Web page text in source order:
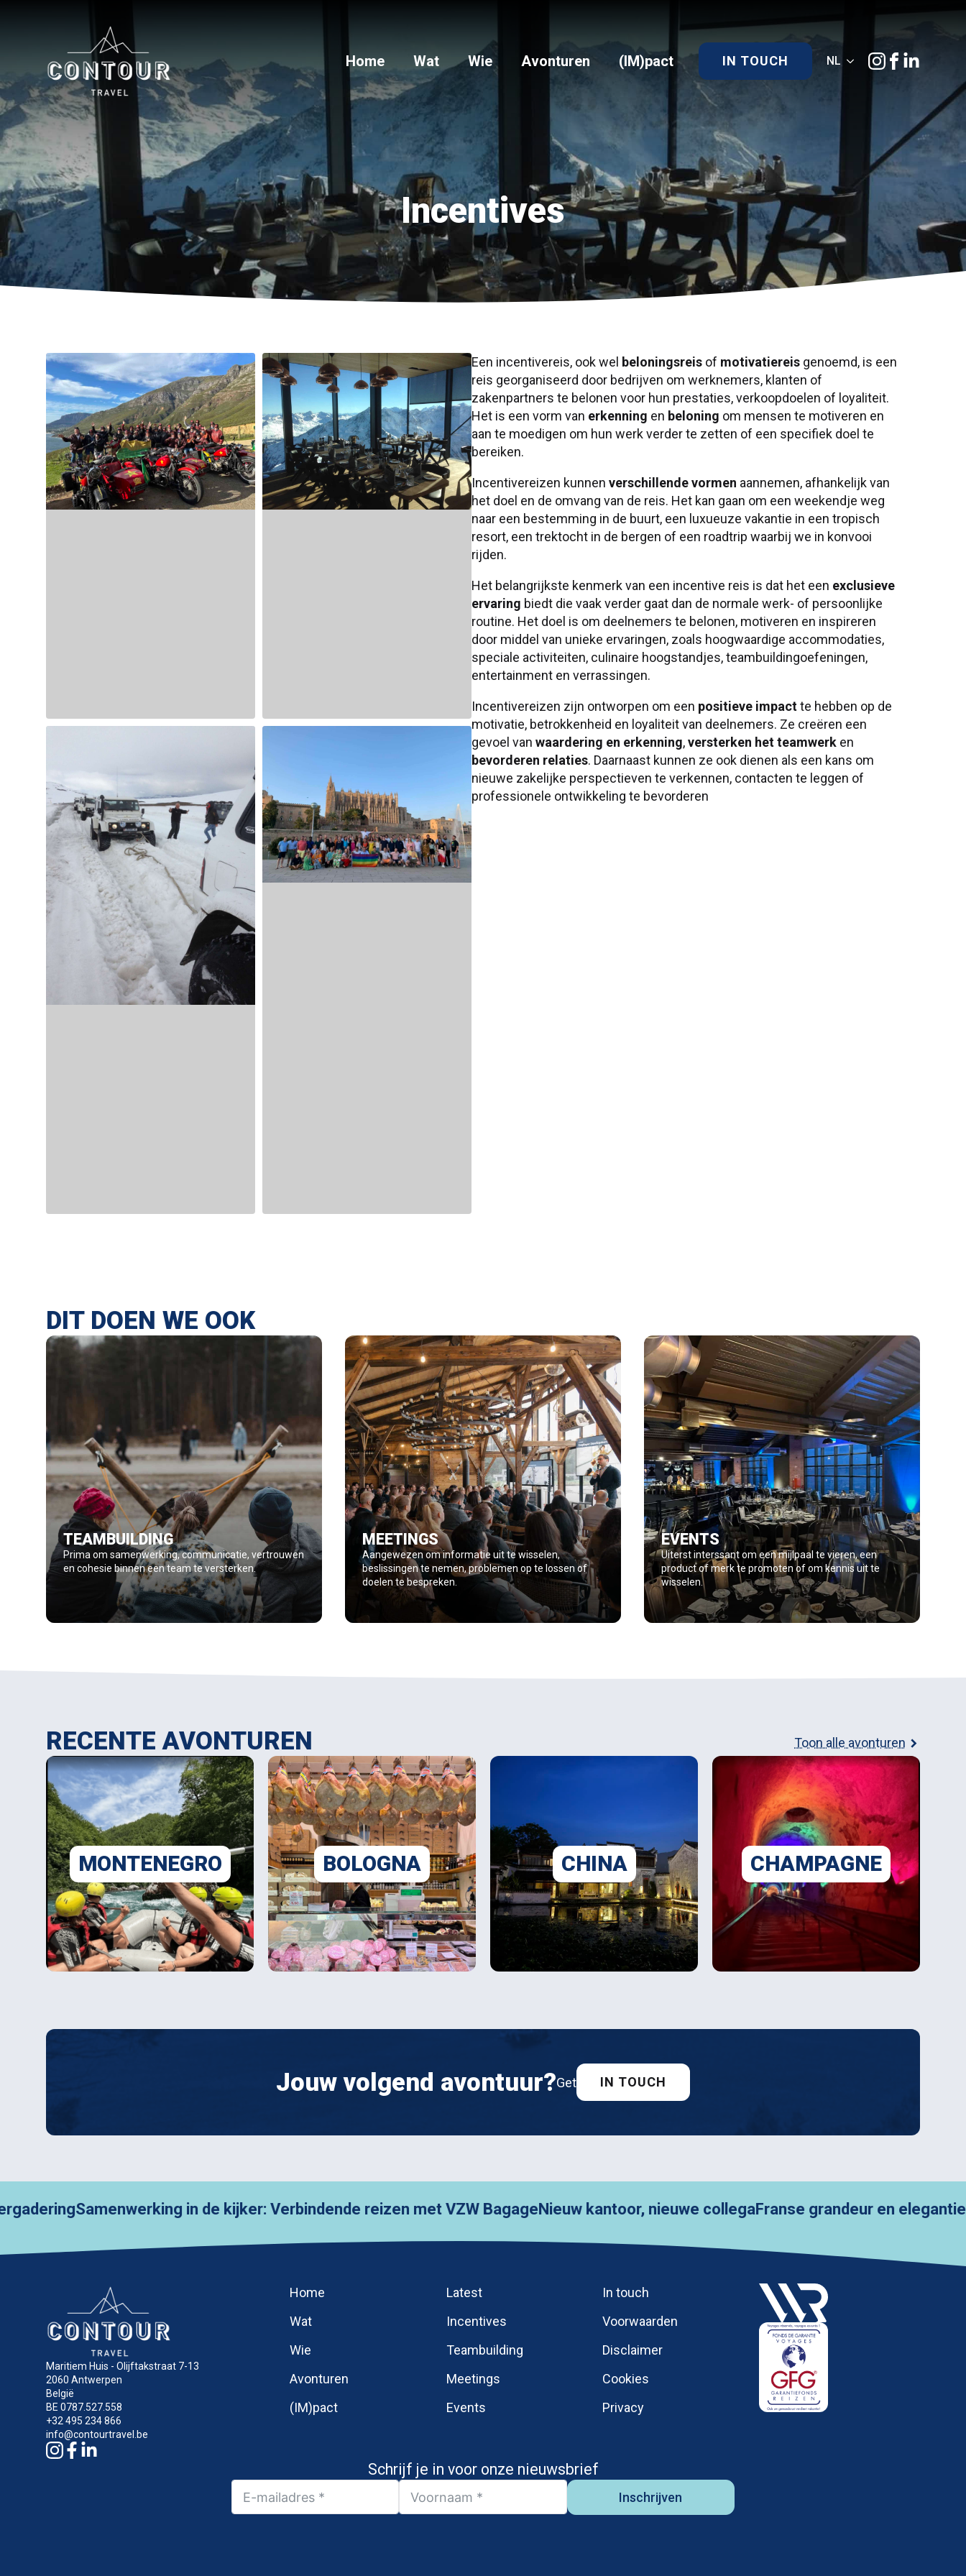
Home Wat Wie Avonturen (IM)pact IN TOUCH NL
Incentives
Een incentivereis, ook wel beloningsreis of motivatiereis genoemd, is een
reis georganiseerd door bedrijven om werknemers, klanten of
zakenpartners te belonen voor hun prestaties, verkoopdoelen of loyaliteit.
Het is een vorm van erkenning en beloning om mensen te motiveren en
aan te moedigen om hun werk verder te zetten of een specifiek doel te
bereiken.
Incentivereizen kunnen verschillende vormen aannemen, afhankelijk van
het doel en de omvang van de reis. Het kan gaan om een weekendje weg
naar een bestemming in de buurt, een luxueuze vakantie in een tropisch
resort, een trektocht in de bergen of een roadtrip waarbij we in konvooi
rijden.
Het belangrijkste kenmerk van een incentive reis is dat het een exclusieve
ervaring biedt die vaak verder gaat dan de normale werk- of persoonlijke
routine. Het doel is om deelnemers te belonen, motiveren en inspireren
door middel van unieke ervaringen, zoals hoogwaardige accommodaties,
speciale activiteiten, culinaire hoogstandjes, teambuildingoefeningen,
entertainment en verrassingen.
Incentivereizen zijn ontworpen om een positieve impactte hebben op de
motivatie, betrokkenheid en loyaliteit van deelnemers. Ze creëren een
gevoel van waardering en erkenning,versterken het teamwerk en
bevorderen relaties. Daarnaast kunnen ze ook dienen als een kans om
nieuwe zakelijke perspectieven te verkennen, contacten te leggen of
professionele ontwikkeling te bevorderen
DIT DOEN WE OOK
TEAMBUILDING
Prima om samenwerking, communicatie, vertrouwen
en cohesie binnen een team te versterken.
MEETINGS
Aangewezen om informatie uit te wisselen,
beslissingen te nemen, problemen op te lossen of
doelen te bespreken.
EVENTS
Uiterst interssant om een mijlpaal te vieren, een
product of merk te promoten of om kennis uit te
wisselen.
RECENTE AVONTUREN Toon alle avonturen
MONTENEGRO BOLOGNA CHINA CHAMPAGNE
Jouw volgend avontuur?Get IN TOUCH
Samenwerking in de kijker: Verbindende reizen met VZW BagageNieuw kantoor, nieuwe collegaFranse grandeur en elegantie in Parijs
Maritiem Huis - Olijftakstraat 7-13
2060 Antwerpen
België
BE 0787.527.558
+32 495 234 866
info@contourtravel.be
Home
Wat
Wie
Avonturen
(IM)pact
Latest
Incentives
Teambuilding
Meetings
Events
In touch
Voorwaarden
Disclaimer
Cookies
Privacy
Schrijf je in voor onze nieuwsbrief
Inschrijven